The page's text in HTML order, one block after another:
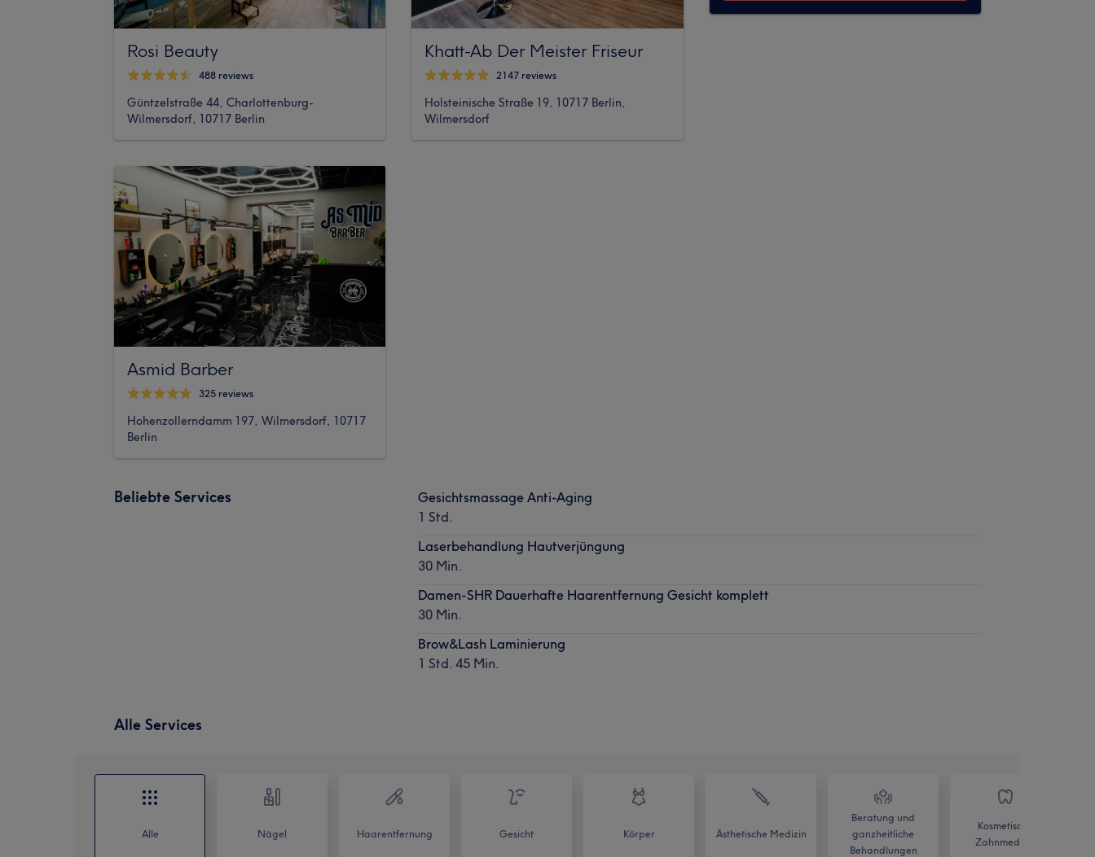
Rosi Beauty
488 reviews
Güntzelstraße 44, Charlottenburg-
Wilmersdorf, 10717 Berlin
Asmid Barber
325 reviews
Hohenzollerndamm 197, Wilmersdorf, 10717
Berlin
Khatt-Ab Der Meister Friseur
2147 reviews
Holsteinische Straße 19, 10717 Berlin,
Wilmersdorf
Beliebte Services
Gesichtsmassage Anti-Aging
1 Std.
Laserbehandlung Hautverjüngung
30 Min.
Damen-SHR Dauerhafte Haarentfernung Gesicht komplett
30 Min.
Brow&Lash Laminierung
1 Std. 45 Min.
Alle Services
Alle Nägel Haarentfernung Gesicht Körper Ästhetische Medizin
Beratung und
ganzheitliche
Behandlungen
Kosmetische
Zahnmedizin